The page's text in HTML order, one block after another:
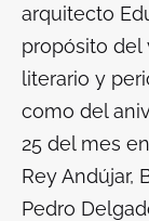
arquitecto
propósito del
literario y
como del
25 del mes
Rey Andújar,
Pedro